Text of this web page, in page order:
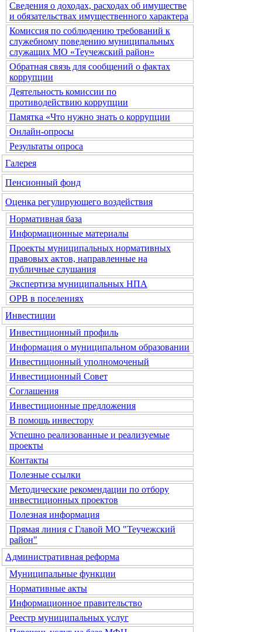
Сведения о доходах, расходах об имуществе
и обязательствах имущественного характера
Комиссия по соблюдению требований к
служебному поведению муниципальных
служащих МО «Теучежский район»
Обратная связь для сообщений о фактах
коррупции
Деятельность комиссии по
противодействию коррупции
Памятка «Что нужно знать о коррупции
Онлайн-опросы
Результаты опроса
Галерея
Пенсионный фонд
Оценка регулирующего воздействия
Нормативная база
Информационные материалы
Проекты муниципальных нормативных
правовых актов, направленные на
публичные слушания
Экспертиза муниципальных НПА
ОРВ в поселениях
Инвестиции
Инвестиционный профиль
Информация о муниципальном образовании
Инвестиционный уполномоченый
Инвестиционный Совет
Соглашения
Инвестиционные предложения
В помощь инвестору
Успешно реализованные и реализуемые
проекты
Контакты
Полезные ссылки
Методические рекомендации по отбору
инвестиционных проектов
Полезная информация
Прямая линия с Главой МО "Теучежский
район"
Административная реформа
Муниципальные функции
Нормативные акты
Информационное правительство
Реестр муниципальных услуг